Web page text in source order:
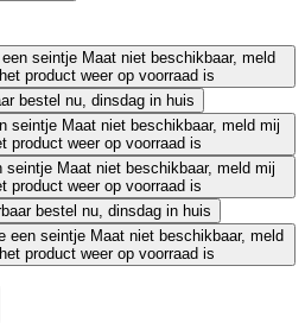
seintje Maat niet beschikbaar, meld
product weer op voorraad is
bestel nu, dinsdag in huis
seintje Maat niet beschikbaar, meld mij
product weer op voorraad is
seintje Maat niet beschikbaar, meld mij
product weer op voorraad is
bestel nu, dinsdag in huis
een seintje Maat niet beschikbaar, meld
product weer op voorraad is